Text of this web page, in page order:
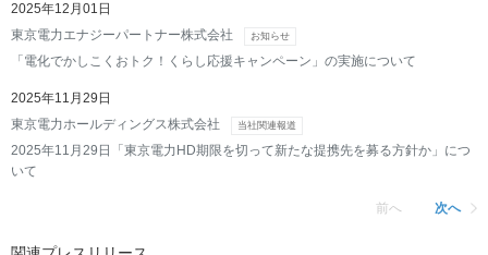
2025年12月01日
東京電力エナジーパートナー株式会社
お知らせ
「電化でかしこくおトク！くらし応援キャンペーン」の実施について
2025年11月29日
東京電力ホールディングス株式会社
当社関連報道
2025年11月29日「東京電力HD期限を切って新たな提携先を募る方針か」につ
いて
前へ 次へ